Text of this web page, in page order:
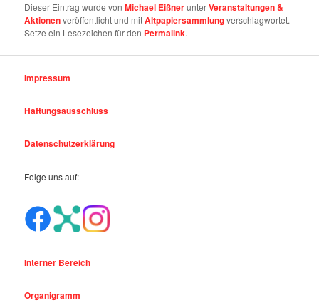
Dieser Eintrag wurde vonMichael EißnerunterVeranstaltungen &
Aktionenveröffentlicht und mitAltpapiersammlungverschlagwortet.
Setze ein Lesezeichen für den Permalink.
Impressum
Haftungsausschluss
Datenschutzerklärung
Folge uns auf:
Interner Bereich
Organigramm